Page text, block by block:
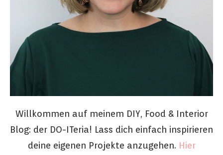
Willkommen auf meinem DIY, Food & Interior
Blog: der DO-ITeria! Lass dich einfach inspirieren
deine eigenen Projekte anzugehen. Hier